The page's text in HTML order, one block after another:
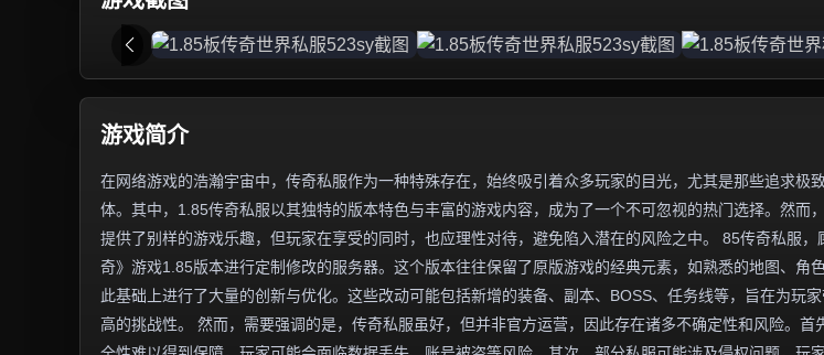
游戏简介
在网络游戏的浩瀚宇宙中，传奇私服作为一种特殊存在，始终吸引着众多玩家的目光，尤其是那些追求极
体。其中，1.85传奇私服以其独特的版本特色与丰富的游戏内容，成为了一个不可忽视的热门选择。然而
提供了别样的游戏乐趣，但玩家在享受的同时，也应理性对待，避免陷入潜在的风险之中。 85传奇私服
奇》游戏1.85版本进行定制修改的服务器。这个版本往往保留了原版游戏的经典元素，如熟悉的地图、角
此基础上进行了大量的创新与优化。这些改动可能包括新增的装备、副本、BOSS、任务线等，旨在为玩
高的挑战性。 然而，需要强调的是，传奇私服虽好，但并非官方运营，因此存在诸多不确定性和风险。首